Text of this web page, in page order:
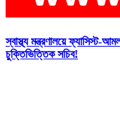
স্বাস্থ্য মন্ত্রণালয়ে ফ্যাসিস্ট-
চুক্তিভিত্তিক সচিব!